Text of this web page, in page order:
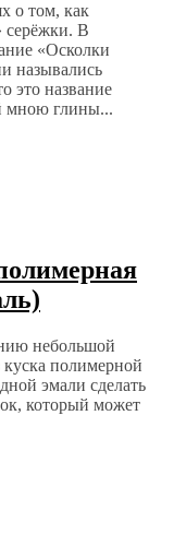
о том, как
серёжки. В
«Осколки
назывались
это название
мною глины...
небольшой
куска полимерной
эмали сделать
который может